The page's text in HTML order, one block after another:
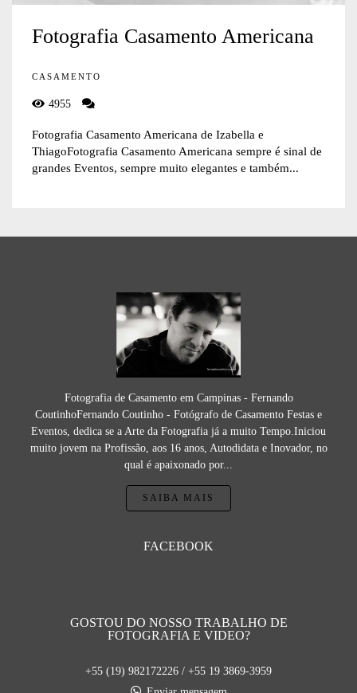
Fotografia Casamento Americana
CASAMENTO
4955
Fotografia Casamento Americana de Izabella e
ThiagoFotografia Casamento Americana sempre é sinal de
grandes Eventos, sempre muito elegantes e também...
Fotografia de Casamento em Campinas - Fernando
CoutinhoFernando Coutinho - Fotógrafo de Casamento Festas e
Eventos, dedica se a Arte da Fotografia já a muito Tempo.Iniciou
muito jovem na Profissão, aos 16 anos, Autodidata e Inovador, no
qual é apaixonado por...
SAIBA MAIS
FACEBOOK
GOSTOU DO NOSSO TRABALHO DE
FOTOGRAFIA E VIDEO?
+55 (19) 982172226 / +55 19 3869-3959